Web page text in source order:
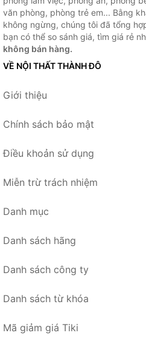
văn phòng, phòng trẻ em... Bằng
không ngừng, chúng tôi đã tổng
bạn có thể so sánh giá, tìm giá rẻ
không bán hàng.
VỀ NỘI THẤT THÀNH ĐÔ
Giới thiệu
Chính sách bảo mật
Điều khoản sử dụng
Miễn trừ trách nhiệm
Danh mục
Danh sách hãng
Danh sách công ty
Danh sách từ khóa
Mã giảm giá Tiki